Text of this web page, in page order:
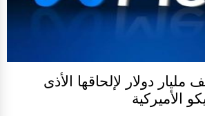
مليار دولار لإلحاقها الأذى
الأميركية